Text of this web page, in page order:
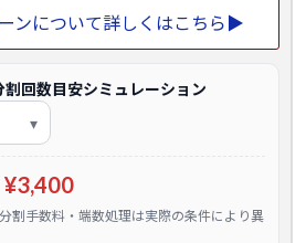
ンについて詳しくはこちら▶
回数目安シミュレーション
¥3,400
割手数料・端数処理は実際の条件により異